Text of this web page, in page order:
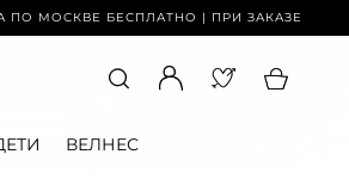
БЕСПЛАТНО | ПРИ ЗАКАЗЕ ОТ 15 000
ВЕЛНЕС